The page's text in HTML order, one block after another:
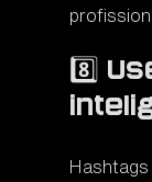
8️⃣